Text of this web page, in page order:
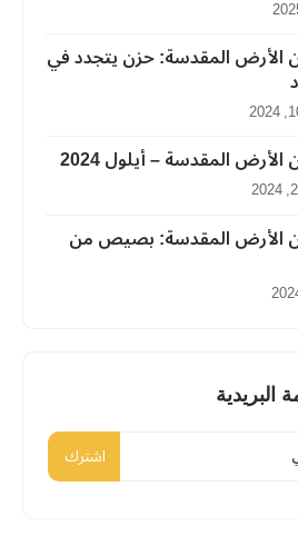
الأرض المقدسة: حزن يتجدد في
المقدسة – أيلول 2024
الأرض المقدسة: بصيص من
البريدية
اشترك